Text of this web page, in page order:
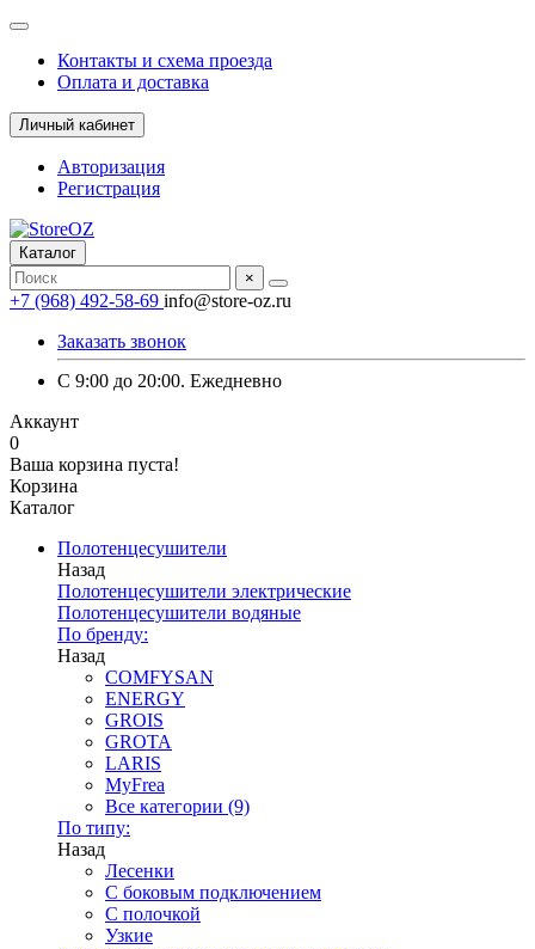
Контакты и схема проезда
Оплата и доставка
Личный кабинет
Авторизация
Регистрация
Каталог
×
+7 (968) 492-58-69 info@store-oz.ru
Заказать звонок
C 9:00 до 20:00. Ежедневно
Аккаунт
0
Ваша корзина пуста!
Корзина
Каталог
Полотенцесушители
Назад
Полотенцесушители электрические
Полотенцесушители водяные
По бренду:
Назад
COMFYSAN
ENERGY
GROIS
GROTA
LARIS
MyFrea
Все категории (9)
По типу:
Назад
Лесенки
С боковым подключением
С полочкой
Узкие